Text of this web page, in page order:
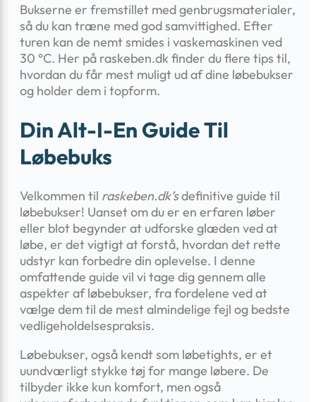
Bukserne er fremstillet med genbrugsmaterialer,
så du kan træne med god samvittighed. Efter
turen kan de nemt smides i vaskemaskinen ved
30 °C. Her på raskeben.dk finder du flere tips til,
hvordan du får mest muligt ud af dine løbebukser
og holder dem i topform.
Din Alt-I-En Guide Til
Løbebuks
Velkommen til raskeben.dk’sdefinitive guide til
løbebukser! Uanset om du er en erfaren løber
eller blot begynder at udforske glæden ved at
løbe, er det vigtigt at forstå, hvordan det rette
udstyr kan forbedre din oplevelse. I denne
omfattende guide vil vi tage dig gennem alle
aspekter af løbebukser, fra fordelene ved at
vælge dem til de mest almindelige fejl og bedste
vedligeholdelsespraksis.
Løbebukser, også kendt som løbetights, er et
uundværligt stykke tøj for mange løbere. De
tilbyder ikke kun komfort, men også